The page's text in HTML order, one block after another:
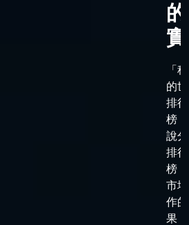
實
「
的
排行
榜
說
排行
榜
市
作
果